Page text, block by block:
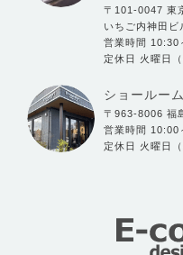
〒101-0047 東
いちご内神田ビ
営業時間 10:30
定休日 火曜日
ショールー
〒963-8006 福
営業時間 10:00
定休日 火曜日